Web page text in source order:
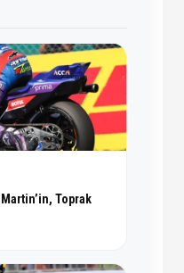
Toprak